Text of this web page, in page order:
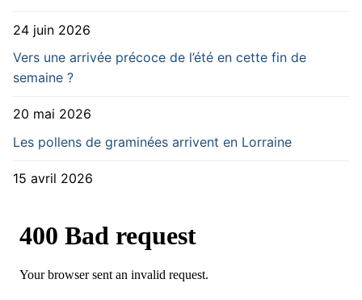
24 juin 2026
Vers une arrivée précoce de l’été en cette fin de
semaine ?
20 mai 2026
Les pollens de graminées arrivent en Lorraine
15 avril 2026